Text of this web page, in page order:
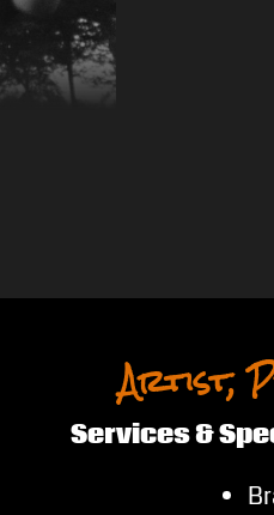
Artist,
Services &